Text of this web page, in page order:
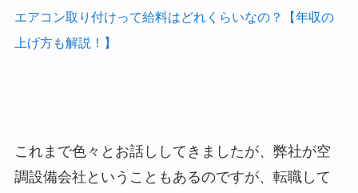
エアコン取り付けって給料はどれくらいなの？【年収の
上げ方も解説！】
これまで色々とお話ししてきましたが、弊社が空
調設備会社ということもあるのですが、転職して